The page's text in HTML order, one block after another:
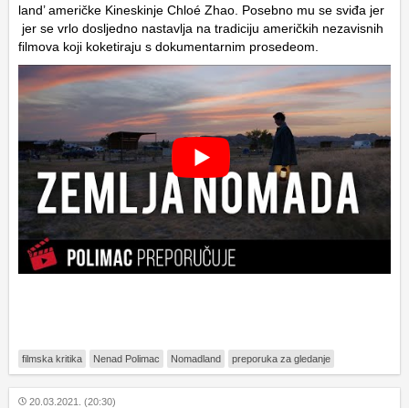
land’ američke Kineskinje Chloé Zhao. Posebno mu se sviđa jer
jer se vrlo dosljedno nastavlja na tradiciju američkih nezavisnih
filmova koji koketiraju s dokumentarnim prosedeom.
filmska kritika Nenad Polimac Nomadland preporuka za gledanje
20.03.2021. (20:30)